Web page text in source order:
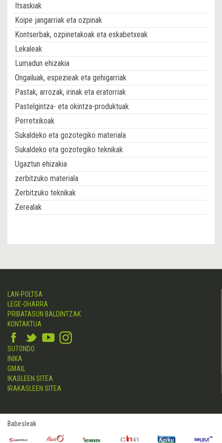
Itsaskiak
Koipe jangarriak eta ozpinak
Kontserbak, ozpinetakoak eta eskabetxeak
Lekaleak
Lumadun ehizakia
Ongailuak, espezieak eta gehigarriak
Pastak, arrozak, irinak eta eratorriak
Pastelgintza- eta okintza-produktuak
Perretxikoak
Sukaldeko eta gozotegiko materiala
Sukaldeko eta gozotegiko teknikak
Ugaztun ehizakia
zerbitzuko materiala
Zerbitzuko teknikak
Zerealak
LAN-POLTSA
LEGE-OHARRA
PRIBATASUN BALDINTZAK
KONTAKTUA
SUTONDO
INIKA
GMAIL
IKASLEEN SITEA
IRAKASLEEN SITEA
Babesleak